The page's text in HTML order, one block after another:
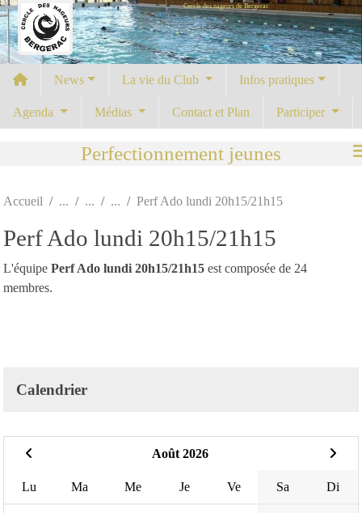
Cercle des nageurs de Bergerac
News La vie du Club Infos pratiques
Agenda Médias Contact et Plan Participer
Perfectionnement jeunes
Accueil Perf Ado lundi 20h15/21h15
Perf Ado lundi 20h15/21h15
L'équipe Perf Ado lundi 20h15/21h15 est composée de 24
membres.
Calendrier
Août 2026
Lu Ma Me Je Ve Sa Di
Panneau de gestion des cookies